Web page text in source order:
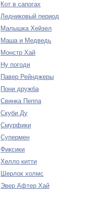
Кот в сапогах
Ледниковый период
Малышка Хейзел
Маша и Медведь
Монстр Хай
Ну погоди
Павер Рейнджеры
Пони дружба
Свинка Пеппа
Скуби Ду
Смурфики
Супермен
Фиксики
Хелло китти
Шерлок холмс
Эвер Афтер Хай